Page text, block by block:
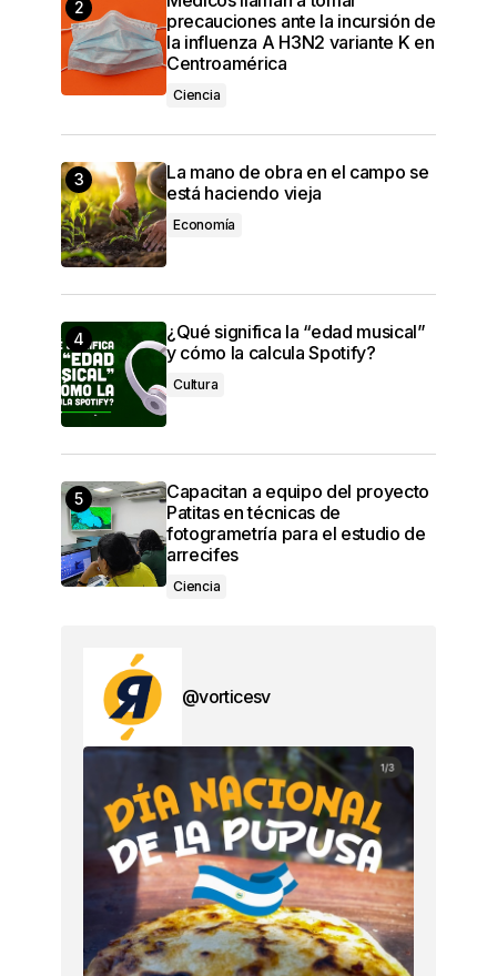
precauciones ante la incursión de
la influenza A H3N2 variante K en
Centroamérica
Ciencia
La mano de obra en el campo se
está haciendo vieja
Economía
¿Qué significa la “edad musical”
y cómo la calcula Spotify?
Cultura
Capacitan a equipo del proyecto
Patitas en técnicas de
fotogrametría para el estudio de
arrecifes
Ciencia
@vorticesv